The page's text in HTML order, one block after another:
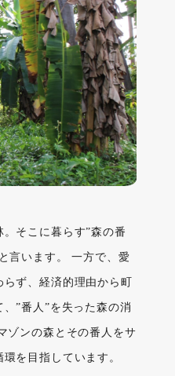
そこに暮らす”森の番
言います。 一方で、愛
ず、経済的理由から町
”番人”を失った森の消
ゾンの森とその番人をサ
を目指しています。